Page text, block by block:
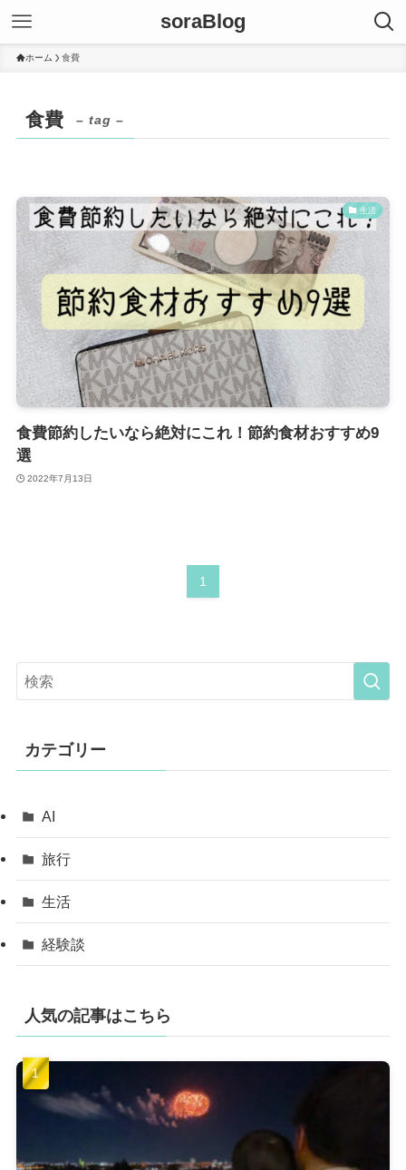
soraBlog
ホーム 食費
食費 – tag –
生活
食費節約したいなら絶対にこれ！節約食材おすすめ9
選
2022年7月13日
1
カテゴリー
AI
旅行
生活
経験談
人気の記事はこちら